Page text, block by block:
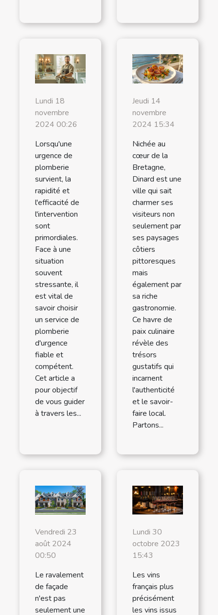
Lundi 18
novembre
2024 00:26
Lorsqu'une
urgence de
plomberie
survient, la
rapidité et
l'efficacité de
l'intervention
sont
primordiales.
Face à une
situation
souvent
stressante, il
est vital de
savoir choisir
un service de
plomberie
d'urgence
fiable et
compétent.
Cet article a
pour objectif
de vous guider
à travers les...
Jeudi 14
novembre
2024 15:34
Nichée au
cœur de la
Bretagne,
Dinard est une
ville qui sait
charmer ses
visiteurs non
seulement par
ses paysages
côtiers
pittoresques
mais
également par
sa riche
gastronomie.
Ce havre de
paix culinaire
révèle des
trésors
gustatifs qui
incarnent
l'authenticité
et le savoir-
faire local.
Partons...
Vendredi 23
août 2024
00:50
Le ravalement
de façade
n'est pas
seulement une
Lundi 30
octobre 2023
15:43
Les vins
français plus
précisément
les vins issus